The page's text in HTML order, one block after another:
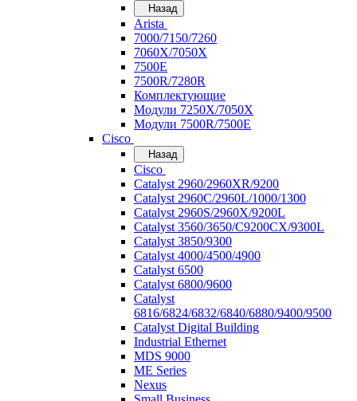
Назад
Arista
7000/7150/7260
7060X/7050X
7500E
7500R/7280R
Комплектующие
Модули 7250X/7050X
Модули 7500R/7500E
Cisco
Назад
Cisco
Catalyst 2960/2960XR/9200
Catalyst 2960C/2960L/1000/1300
Catalyst 2960S/2960X/9200L
Catalyst 3560/3650/C9200CX/9300L
Catalyst 3850/9300
Catalyst 4000/4500/4900
Catalyst 6500
Catalyst 6800/9600
Catalyst
6816/6824/6832/6840/6880/9400/9500
Catalyst Digital Building
Industrial Ethernet
MDS 9000
ME Series
Nexus